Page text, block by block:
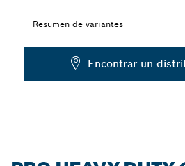
Resumen de variantes
Dropdown
Encontrar un